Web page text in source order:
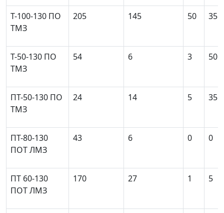
Т-100-130 ПО
ТМЗ
205 145 50 35
Т-50-130 ПО
ТМЗ
54 6 3 50
ПТ-50-130 ПО
ТМЗ
24 14 5 35
ПТ-80-130
ПОТ ЛМЗ
43 6 0 0
ПТ 60-130
ПОТ ЛМЗ
170 27 1 5